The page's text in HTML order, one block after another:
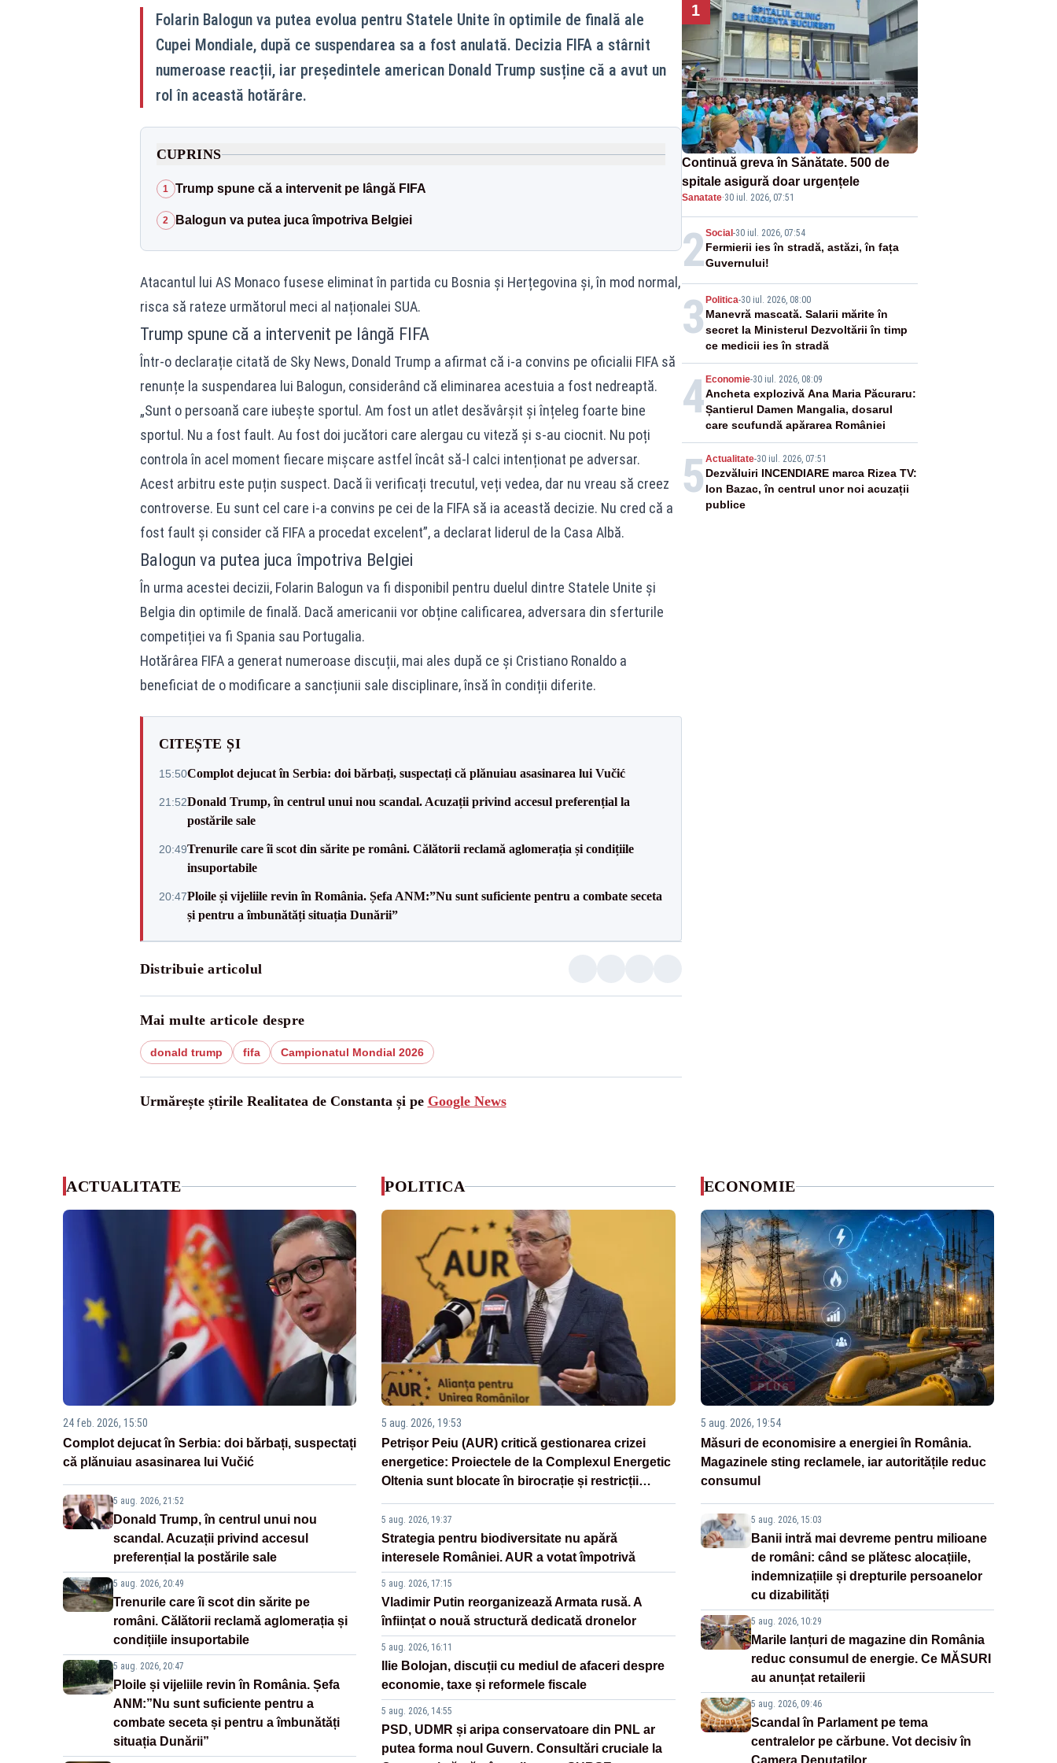
Folarin Balogun va putea evolua pentru Statele Unite în optimile de finală ale
Cupei Mondiale, după ce suspendarea sa a fost anulată. Decizia FIFA a stârnit
numeroase reacții, iar președintele american Donald Trump susține că a avut un
rol în această hotărâre.
CUPRINS
1 Trump spune că a intervenit pe lângă FIFA
2 Balogun va putea juca împotriva Belgiei
Atacantul lui AS Monaco fusese eliminat în partida cu Bosnia și Herțegovina și, în mod normal,
risca să rateze următorul meci al naționalei SUA.
Trump spune că a intervenit pe lângă FIFA
Într-o declarație citată de Sky News, Donald Trump a afirmat că i-a convins pe oficialii FIFA să
renunțe la suspendarea lui Balogun, considerând că eliminarea acestuia a fost nedreaptă.
„Sunt o persoană care iubește sportul. Am fost un atlet desăvârșit și înțeleg foarte bine
sportul. Nu a fost fault. Au fost doi jucători care alergau cu viteză și s-au ciocnit. Nu poți
controla în acel moment fiecare mișcare astfel încât să-l calci intenționat pe adversar.
Acest arbitru este puțin suspect. Dacă îi verificați trecutul, veți vedea, dar nu vreau să creez
controverse. Eu sunt cel care i-a convins pe cei de la FIFA să ia această decizie. Nu cred că a
fost fault și consider că FIFA a procedat excelent”, a declarat liderul de la Casa Albă.
Balogun va putea juca împotriva Belgiei
În urma acestei decizii, Folarin Balogun va fi disponibil pentru duelul dintre Statele Unite și
Belgia din optimile de finală. Dacă americanii vor obține calificarea, adversara din sferturile
competiției va fi Spania sau Portugalia.
Hotărârea FIFA a generat numeroase discuții, mai ales după ce și Cristiano Ronaldo a
beneficiat de o modificare a sancțiunii sale disciplinare, însă în condiții diferite.
CITEȘTE ȘI
15:50Complot dejucat în Serbia: doi bărbați, suspectați că plănuiau asasinarea lui Vučić
21:52Donald Trump, în centrul unui nou scandal. Acuzații privind accesul preferențial la
postările sale
20:49Trenurile care îi scot din sărite pe români. Călătorii reclamă aglomerația și condițiile
insuportabile
20:47Ploile și vijeliile revin în România. Șefa ANM:”Nu sunt suficiente pentru a combate seceta
și pentru a îmbunătăți situația Dunării”
Distribuie articolul
Mai multe articole despre
donald trump fifa Campionatul Mondial 2026
Urmărește știrile Realitatea de Constanta și pe Google News
1
Continuă greva în Sănătate. 500 de
spitale asigură doar urgențele
Sanatate·30 iul. 2026, 07:51
2Social -30 iul. 2026, 07:54
Fermierii ies în stradă, astăzi, în fața
Guvernului!
3 Politica-30 iul. 2026, 08:00
Manevră mascată. Salarii mărite în
secret la Ministerul Dezvoltării în timp
ce medicii ies în stradă
4 Economie-30 iul. 2026, 08:09
Ancheta explozivă Ana Maria Păcuraru:
Șantierul Damen Mangalia, dosarul
care scufundă apărarea României
5 Actualitate-30 iul. 2026, 07:51
Dezvăluiri INCENDIARE marca Rizea TV:
Ion Bazac, în centrul unor noi acuzații
publice
ACTUALITATE
24 feb. 2026, 15:50
Complot dejucat în Serbia: doi bărbați, suspectați
că plănuiau asasinarea lui Vučić
5 aug. 2026, 21:52
Donald Trump, în centrul unui nou
scandal. Acuzații privind accesul
preferențial la postările sale
5 aug. 2026, 20:49
Trenurile care îi scot din sărite pe
români. Călătorii reclamă aglomerația și
condițiile insuportabile
5 aug. 2026, 20:47
Ploile și vijeliile revin în România. Șefa
ANM:”Nu sunt suficiente pentru a
combate seceta și pentru a îmbunătăți
situația Dunării”
POLITICA
5 aug. 2026, 19:53
Petrișor Peiu (AUR) critică gestionarea crizei
energetice: Proiectele de la Complexul Energetic
Oltenia sunt blocate în birocrație și restricții
5 aug. 2026, 19:37
Strategia pentru biodiversitate nu apără
interesele României. AUR a votat împotrivă
5 aug. 2026, 17:15
Vladimir Putin reorganizează Armata rusă. A
înființat o nouă structură dedicată dronelor
5 aug. 2026, 16:11
Ilie Bolojan, discuții cu mediul de afaceri despre
economie, taxe și reformele fiscale
5 aug. 2026, 14:55
PSD, UDMR și aripa conservatoare din PNL ar
putea forma noul Guvern. Consultări cruciale la
ECONOMIE
5 aug. 2026, 19:54
Măsuri de economisire a energiei în România.
Magazinele sting reclamele, iar autoritățile reduc
consumul
5 aug. 2026, 15:03
Banii intră mai devreme pentru milioane
de români: când se plătesc alocațiile,
indemnizațiile și drepturile persoanelor
cu dizabilități
5 aug. 2026, 10:29
Marile lanțuri de magazine din România
reduc consumul de energie. Ce MĂSURI
au anunțat retailerii
5 aug. 2026, 09:46
Scandal în Parlament pe tema
centralelor pe cărbune. Vot decisiv în